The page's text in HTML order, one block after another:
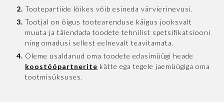
Tootepartiide lõikes võib esineda värvierinevusi.
Tootjal on õigus tootearenduse käigus jooksvalt
muuta ja täiendada toodete tehnilist spetsifikatsiooni
ning omadusi sellest eelnevalt teavitamata.
Oleme usaldanud oma toodete edasimüügi heade
koostööpartnerite kätte ega tegele jaemüügiga oma
tootmisüksuses.